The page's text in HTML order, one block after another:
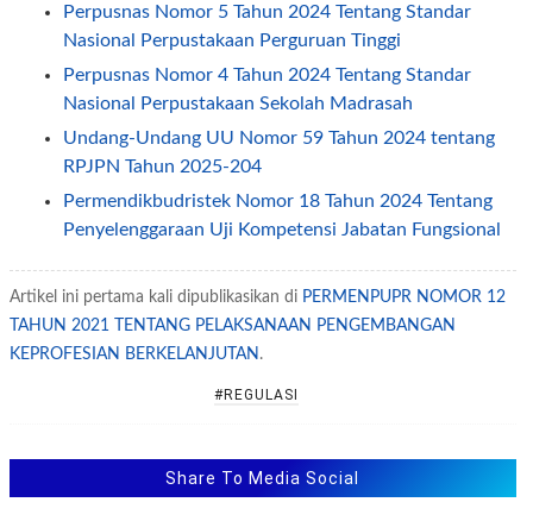
Perpusnas Nomor 5 Tahun 2024 Tentang Standar
Nasional Perpustakaan Perguruan Tinggi
Perpusnas Nomor 4 Tahun 2024 Tentang Standar
Nasional Perpustakaan Sekolah Madrasah
Undang-Undang UU Nomor 59 Tahun 2024 tentang
RPJPN Tahun 2025-204
Permendikbudristek Nomor 18 Tahun 2024 Tentang
Penyelenggaraan Uji Kompetensi Jabatan Fungsional
Perpres Nomor 36 Tahun 2024 Tentang Tunjangan
Jabatan Fungsional Pengembang Penilaian Pendidikan
Keppres Nomor 7 Tahun 2024 Tentang Cuti Bersama
Pada Instansi Pusat Dan Pemerintah Daerah Tahun
Artikel ini pertama kali dipublikasikan di PERMENPUPR NOMOR 12
TAHUN 2021 TENTANG PELAKSANAAN PENGEMBANGAN
KEPROFESIAN BERKELANJUTAN .
#REGULASI
Share To Media Social